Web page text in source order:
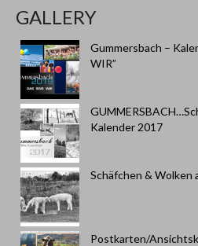
GALLERY
Gummersbach –
WIR”
Kalender 2017
Schäfchen & Wolken
Postkarten/